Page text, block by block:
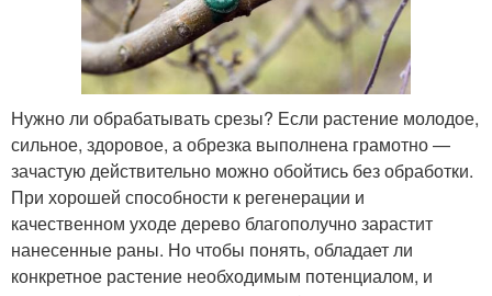
Нужно ли обрабатывать срезы? Если растение молодое,
сильное, здоровое, а обрезка выполнена грамотно —
зачастую действительно можно обойтись без обработки.
При хорошей способности к регенерации и
качественном уходе дерево благополучно зарастит
нанесенные раны. Но чтобы понять, обладает ли
конкретное растение необходимым потенциалом, и